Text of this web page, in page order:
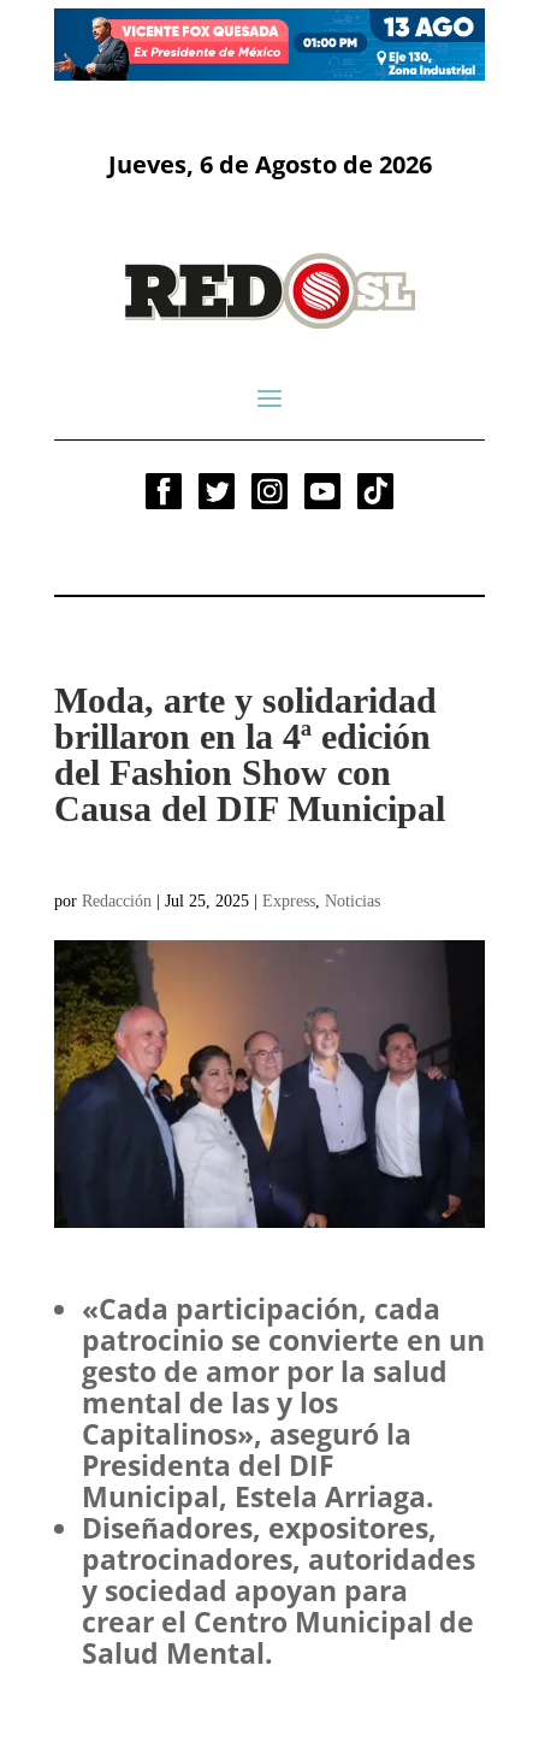
Jueves, 6 de Agosto de 2026
Moda, arte y solidaridad
brillaron en la 4ª edición
del Fashion Show con
Causa del DIF Municipal
por Redacción | Jul 25, 2025| Express, Noticias
«Cada participación, cada
patrocinio se convierte en un
gesto de amor por la salud
mental de las y los
Capitalinos», aseguró la
Presidenta del DIF
Municipal, Estela Arriaga.
Diseñadores, expositores,
patrocinadores, autoridades
y sociedad apoyan para
crear el Centro Municipal de
Salud Mental.